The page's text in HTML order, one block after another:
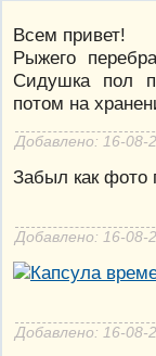
Всем привет!
Рыжего
Сидушка пол
потом на
Добавлено: 16-08-
Забыл как фото
Добавлено: 16-08-
Добавлено: 16-08-